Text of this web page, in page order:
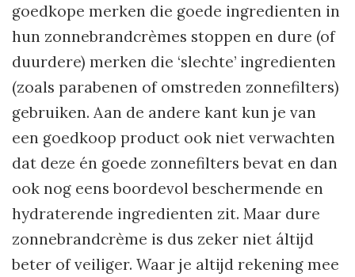
goedkope merken die goede ingredienten in
hun zonnebrandcrèmes stoppen en dure (of
duurdere) merken die ‘slechte’ ingredienten
(zoals parabenen of omstreden zonnefilters)
gebruiken. Aan de andere kant kun je van
een goedkoop product ook niet verwachten
dat deze én goede zonnefilters bevat en dan
ook nog eens boordevol beschermende en
hydraterende ingredienten zit. Maar dure
zonnebrandcrème is dus zeker niet áltijd
beter of veiliger. Waar je altijd rekening mee